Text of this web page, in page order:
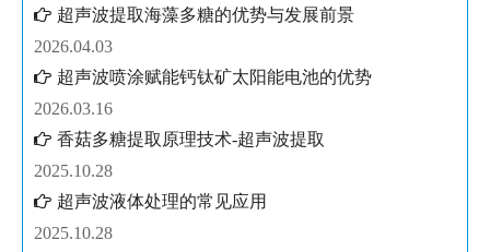
超声波提取海藻多糖的优势与发展前景
2026.04.03
超声波喷涂赋能钙钛矿太阳能电池的优势
2026.03.16
香菇多糖提取原理技术-超声波提取
2025.10.28
超声波液体处理的常见应用
2025.10.28